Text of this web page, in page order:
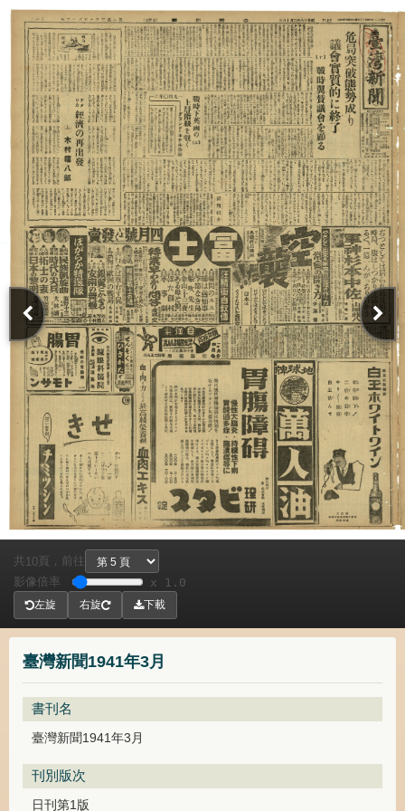
臺灣新聞1941年3月
書刊名
臺灣新聞1941年3月
刊別版次
日刊第1版
共 10頁， 前往
影像倍率
x 1.0
左旋 右旋 下載